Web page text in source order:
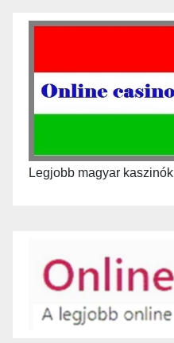
Legjobb magyar kaszinók